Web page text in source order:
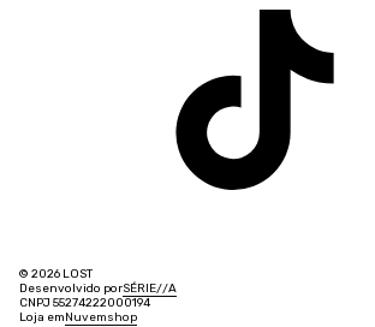
© 2026 LOST
Desenvolvido porSÉRIE//A
CNPJ 55274222000194
Loja emNuvemshop